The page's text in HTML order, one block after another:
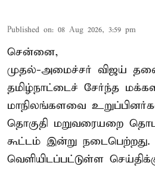
Published on: 08 Aug 2026, 3:59 pm
சென்னை,
முதல்-அமைச்சர் விஜய்
தமிழ்நாட்டைச் சேர்ந்த
மாநிலங்களவை
தொகுதி மறுவரையறை
கூட்டம் இன்று
வெளியிடப்பட்டுள்ள